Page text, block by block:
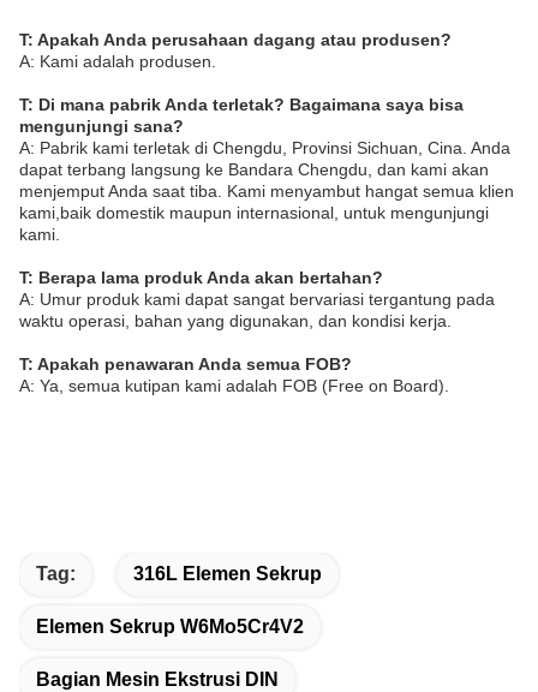
T: Apakah Anda perusahaan dagang atau produsen?
A: Kami adalah produsen.
T: Di mana pabrik Anda terletak? Bagaimana saya bisa
mengunjungi sana?
A: Pabrik kami terletak di Chengdu, Provinsi Sichuan, Cina. Anda
dapat terbang langsung ke Bandara Chengdu, dan kami akan
menjemput Anda saat tiba. Kami menyambut hangat semua klien
kami,baik domestik maupun internasional, untuk mengunjungi
kami.
T: Berapa lama produk Anda akan bertahan?
A: Umur produk kami dapat sangat bervariasi tergantung pada
waktu operasi, bahan yang digunakan, dan kondisi kerja.
T: Apakah penawaran Anda semua FOB?
A: Ya, semua kutipan kami adalah FOB (Free on Board).
Tag: 316L Elemen Sekrup
Elemen Sekrup W6Mo5Cr4V2
Bagian Mesin Ekstrusi DIN